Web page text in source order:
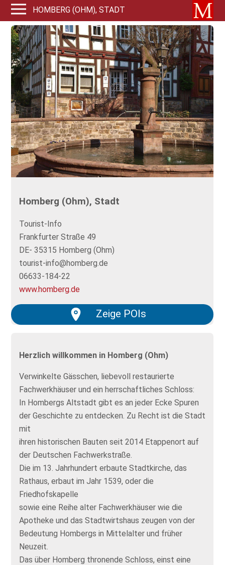
HOMBERG (OHM), STADT
Homberg (Ohm), Stadt
Tourist-Info
Frankfurter Straße 49
DE- 35315 Homberg (Ohm)
tourist-info@homberg.de
06633-184-22
www.homberg.de
Zeige POIs
Herzlich willkommen in Homberg (Ohm)
Verwinkelte Gässchen, liebevoll restaurierte
Fachwerkhäuser und ein herrschaftliches Schloss:
In Hombergs Altstadt gibt es an jeder Ecke Spuren
der Geschichte zu entdecken. Zu Recht ist die Stadt
mit
ihren historischen Bauten seit 2014 Etappenort auf
der Deutschen Fachwerkstraße.
Die im 13. Jahrhundert erbaute Stadtkirche, das
Rathaus, erbaut im Jahr 1539, oder die
Friedhofskapelle
sowie eine Reihe alter Fachwerkhäuser wie die
Apotheke und das Stadtwirtshaus zeugen von der
Bedeutung Hombergs in Mittelalter und früher
Neuzeit.
Das über Homberg thronende Schloss, einst eine